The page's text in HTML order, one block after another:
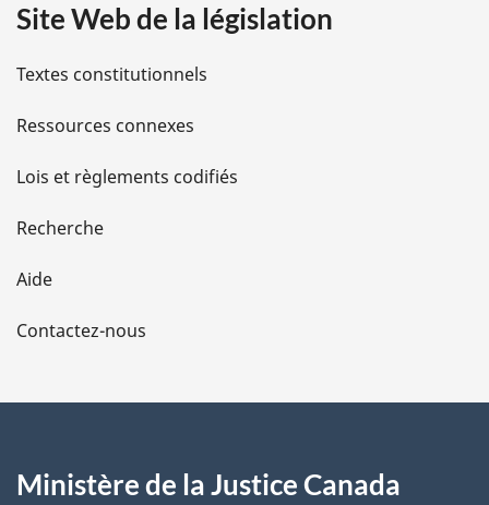
i
l
s
d
e
l
a
e
Site Web de la législation
Textes constitutionnels
Ressources connexes
Lois et règlements codifiés
Recherche
Aide
Contactez-nous
Ministère de la Justice Canada